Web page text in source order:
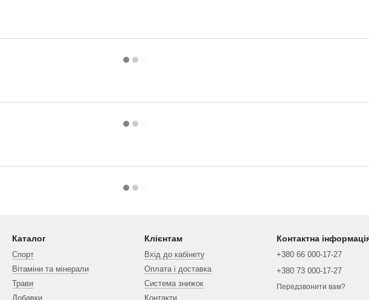
Каталог
Спорт
Вітаміни та мінерали
Трави
Добавки
Клієнтам
Вхід до кабінету
Оплата і доставка
Система знижок
Контакти
Контактна
+380 66 000-17-27
+380 73 000-17-27
Передзвонити вам?